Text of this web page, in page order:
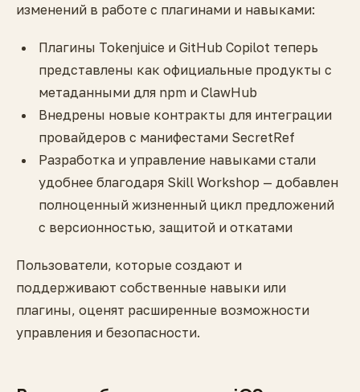
изменений в работе с плагинами и навыками:
Плагины Tokenjuice и GitHub Copilot теперь
представлены как официальные продукты с
метаданными для npm и ClawHub
Внедрены новые контракты для интеграции
провайдеров с манифестами SecretRef
Разработка и управление навыками стали
удобнее благодаря Skill Workshop — добавлен
полноценный жизненный цикл предложений
с версионностью, защитой и откатами
Пользователи, которые создают и
поддерживают собственные навыки или
плагины, оценят расширенные возможности
управления и безопасности.